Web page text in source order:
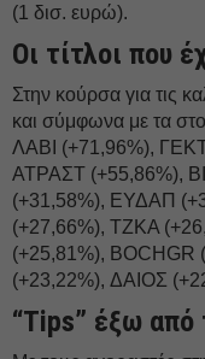
(1 δισ. ευρώ).
Οι τίτλοι που
Στην κούρσα για τις
και σύμφωνα με τα
ΛΑΒΙ (+71,96%),
ΑΤΡΑΣΤ (+55,86%),
(+31,58%), ΕΥΔΑΠ
(+27,66%), ΤΖΚΑ
(+25,81%), BOCHGR
(+23,22%), ΔΑΙΟΣ
“Tips” έξω από